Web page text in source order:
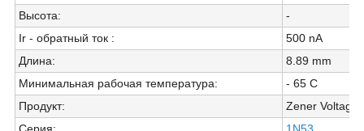
Высота:
-
Ir - обратный ток :
500 nA
Длина:
8.89 mm
Минимальная рабочая температура:
- 65 C
Продукт:
Zener Voltage